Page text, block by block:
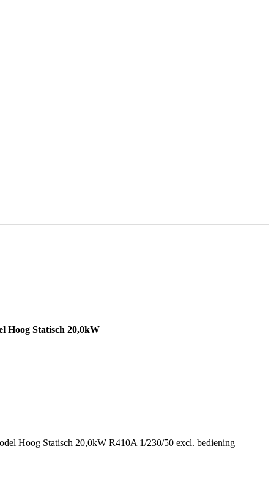
Hoog Statisch 20,0kW
Hoog Statisch 20,0kW R410A 1/230/50 excl. bediening